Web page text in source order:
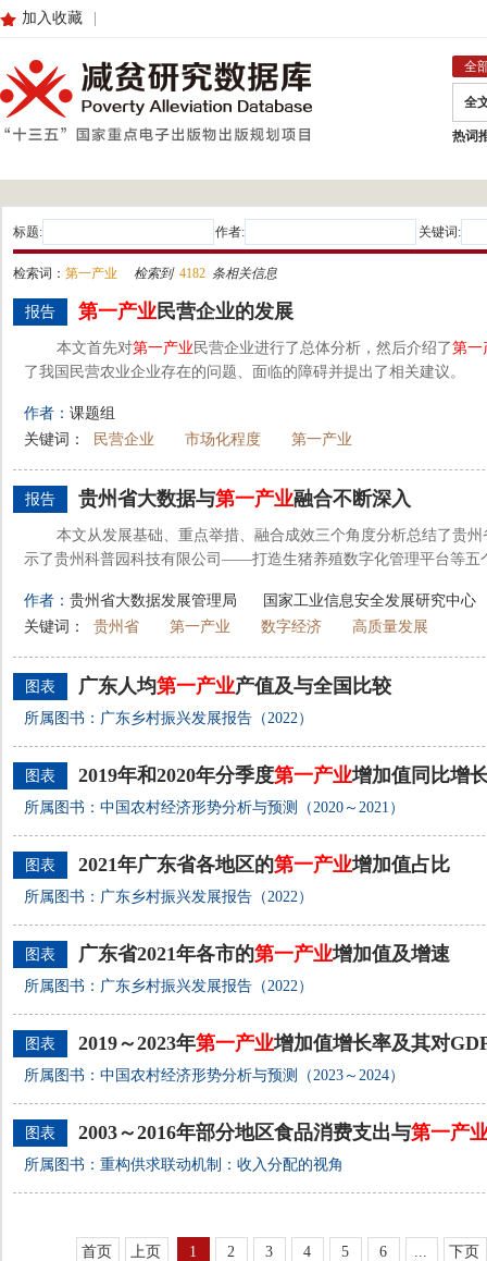
加入收藏
全
全
热词
标题: 作者: 关键词:
检索词： 第一产业 检索到 4182 条相关信息
报告 第一产业民营企业的发展
本文首先对第一产业 民营企业进行了总体分析，然后介绍了第一
了我国民营农业企业存在的问题、面临的障碍并提出了相关建议。
作者： 课题组
关键词：
民营企业 市场化程度 第一产业
报告 贵州省大数据与第一产业融合不断深入
本文从发展基础、重点举措、融合成效三个角度分析总结了贵州
示了贵州科普园科技有限公司——打造生猪养殖数字化管理平台等五
作者： 贵州省大数据发展管理局
国家工业信息安全发展研究中心
关键词：
贵州省 第一产业 数字经济 高质量发展
图表 广东人均第一产业产值及与全国比较
所属图书：广东乡村振兴发展报告（2022）
图表 2019年和2020年分季度第一产业增加值同比增
所属图书：中国农村经济形势分析与预测（2020～2021）
图表 2021年广东省各地区的第一产业增加值占比
所属图书：广东乡村振兴发展报告（2022）
图表 广东省2021年各市的第一产业增加值及增速
所属图书：广东乡村振兴发展报告（2022）
图表 2019～2023年第一产业增加值增长率及其对
所属图书：中国农村经济形势分析与预测（2023～2024）
图表 2003～2016年部分地区食品消费支出与第一产
所属图书：重构供求联动机制：收入分配的视角
首页 上页 1 2 3 4 5 6 ... 下页